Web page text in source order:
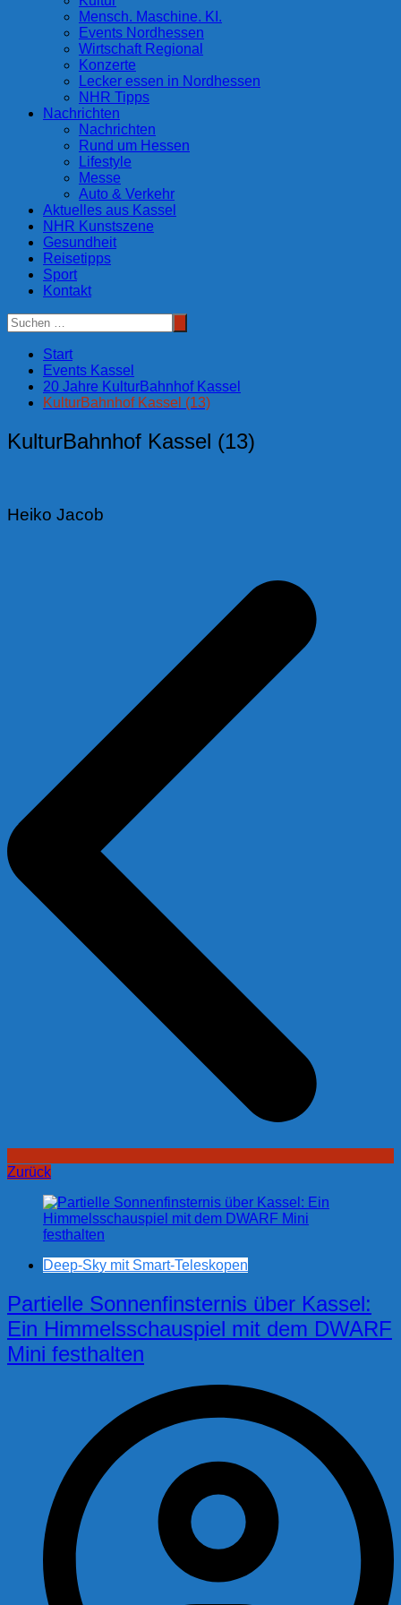
Mensch. Maschine. KI.
Events Nordhessen
Wirtschaft Regional
Konzerte
Lecker essen in Nordhessen
NHR Tipps
Nachrichten
Nachrichten
Rund um Hessen
Lifestyle
Messe
Auto & Verkehr
Aktuelles aus Kassel
NHR Kunstszene
Gesundheit
Reisetipps
Sport
Kontakt
Start
Events Kassel
20 Jahre KulturBahnhof Kassel
KulturBahnhof Kassel (13)
KulturBahnhof Kassel (13)
Heiko Jacob
Zurück
Deep-Sky mit Smart-Teleskopen
Partielle Sonnenfinsternis über Kassel:
Ein Himmelsschauspiel mit dem DWARF
Mini festhalten